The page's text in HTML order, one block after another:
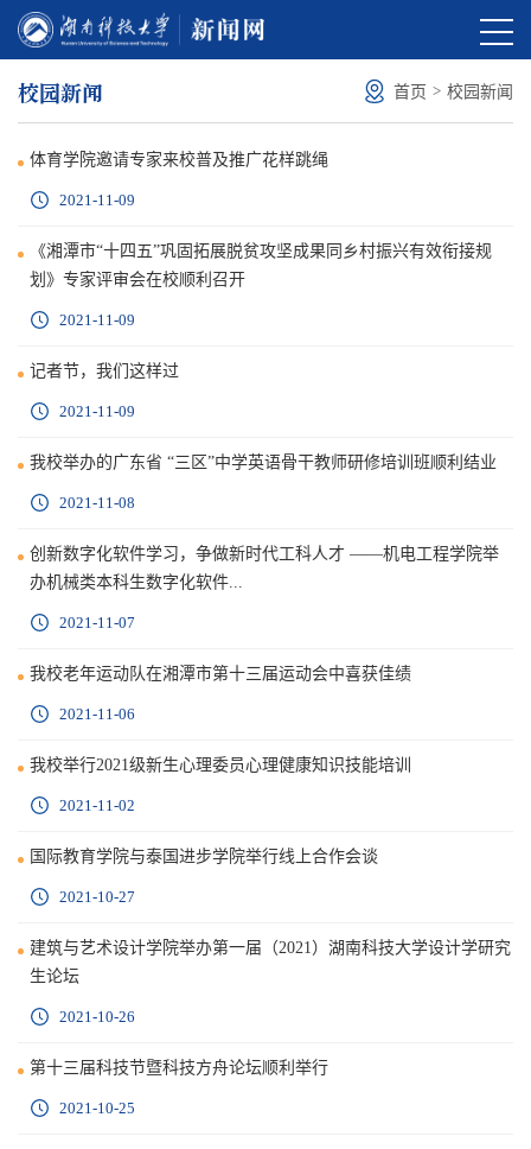
校园新闻 首页 > 校园新闻
体育学院邀请专家来校普及推广花样跳绳
2021-11-09
《湘潭市“十四五”巩固拓展脱贫攻坚成果同乡村振兴有效衔接规
划》专家评审会在校顺利召开
2021-11-09
记者节，我们这样过
2021-11-09
我校举办的广东省 “三区”中学英语骨干教师研修培训班顺利结业
2021-11-08
创新数字化软件学习，争做新时代工科人才 ——机电工程学院举
办机械类本科生数字化软件...
2021-11-07
我校老年运动队在湘潭市第十三届运动会中喜获佳绩
2021-11-06
我校举行2021级新生心理委员心理健康知识技能培训
2021-11-02
国际教育学院与泰国进步学院举行线上合作会谈
2021-10-27
建筑与艺术设计学院举办第一届（2021）湖南科技大学设计学研究
生论坛
2021-10-26
第十三届科技节暨科技方舟论坛顺利举行
2021-10-25